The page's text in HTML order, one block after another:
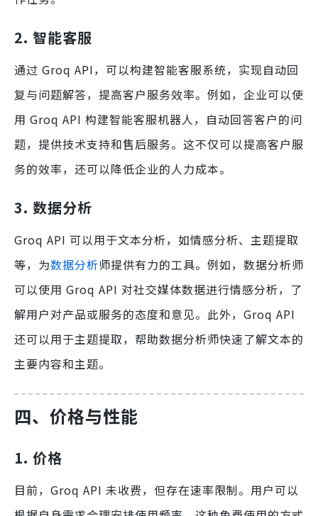
2. 智能客服
通过 Groq API，可以构建智能客服系统，实现自动回
复与问题解答，提高客户服务效率。例如，企业可以使
用 Groq API 构建智能客服机器人，自动回答客户的问
题，提供技术支持和售后服务。这不仅可以提高客户服
务的效率，还可以降低企业的人力成本。
3. 数据分析
Groq API 可以用于文本分析，如情感分析、主题提取
等，为数据分析师提供有力的工具。例如，数据分析师
可以使用 Groq API 对社交媒体数据进行情感分析，了
解用户对产品或服务的态度和意见。此外，Groq API
还可以用于主题提取，帮助数据分析师快速了解文本的
主要内容和主题。
四、价格与性能
1. 价格
目前，Groq API 未收费，但存在速率限制。用户可以